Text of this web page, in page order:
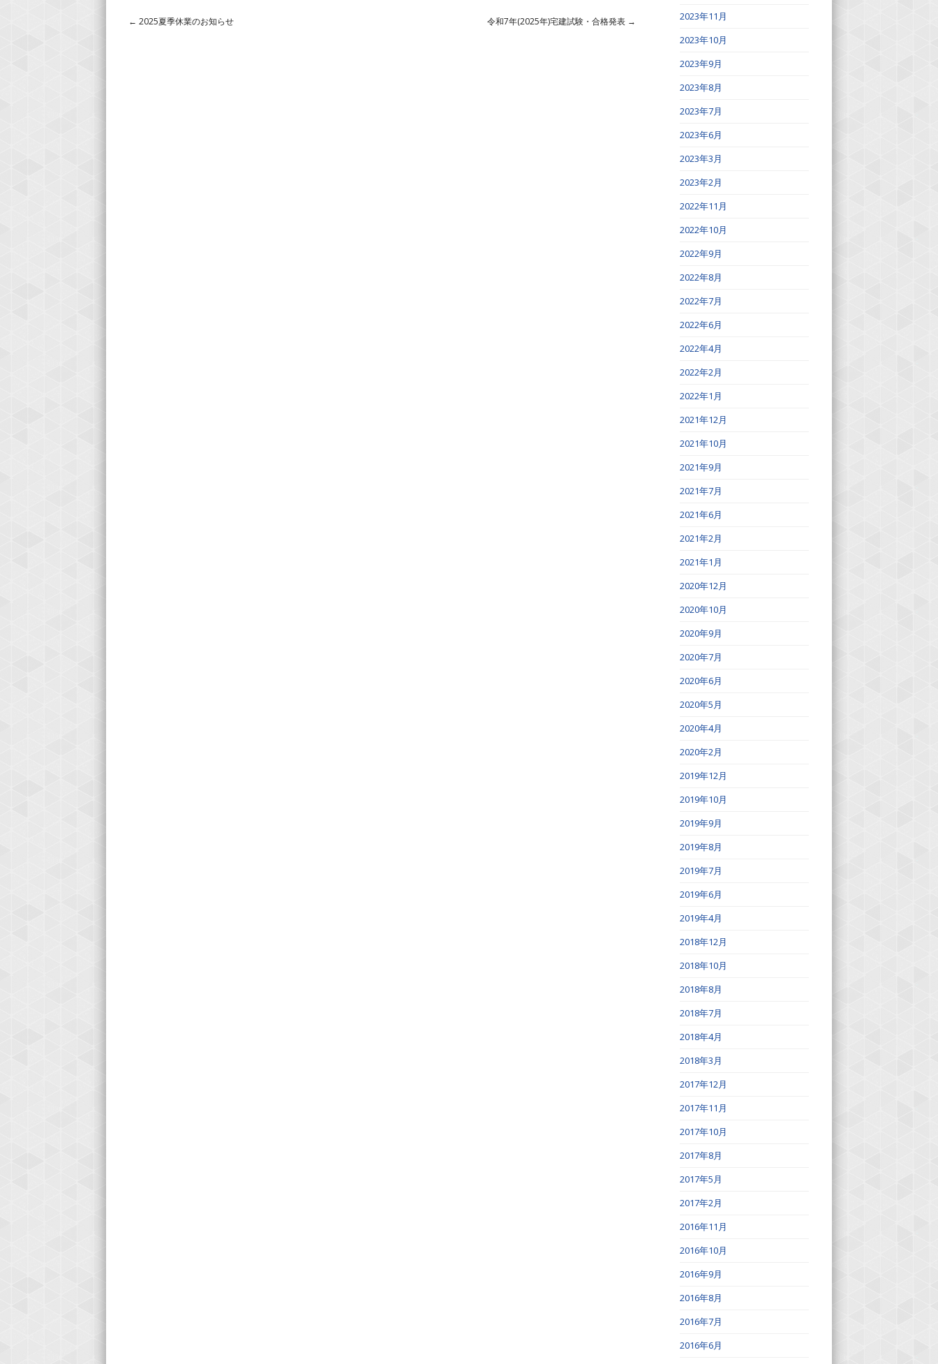
← 2025夏季休業のお知らせ 令和7年(2025年)宅建試験・合格発表 →
2023年11月
2023年10月
2023年9月
2023年8月
2023年7月
2023年6月
2023年3月
2023年2月
2022年11月
2022年10月
2022年9月
2022年8月
2022年7月
2022年6月
2022年4月
2022年2月
2022年1月
2021年12月
2021年10月
2021年9月
2021年7月
2021年6月
2021年2月
2021年1月
2020年12月
2020年10月
2020年9月
2020年7月
2020年6月
2020年5月
2020年4月
2020年2月
2019年12月
2019年10月
2019年9月
2019年8月
2019年7月
2019年6月
2019年4月
2018年12月
2018年10月
2018年8月
2018年7月
2018年4月
2018年3月
2017年12月
2017年11月
2017年10月
2017年8月
2017年5月
2017年2月
2016年11月
2016年10月
2016年9月
2016年8月
2016年7月
2016年6月